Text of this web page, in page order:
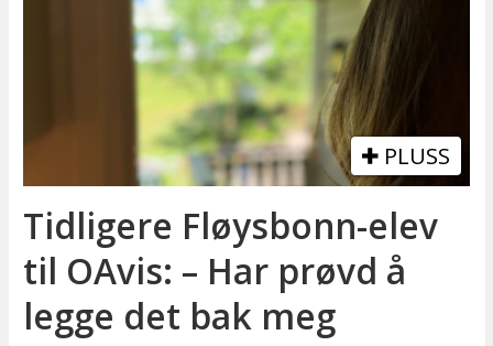
PLUSS
Tidligere Fløysbonn-elev
til OAvis: – Har prøvd å
legge det bak meg